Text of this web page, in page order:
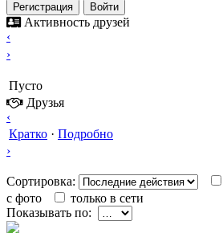
Регистрация Войти
Активность друзей
‹
›
Пусто
Друзья
‹
Кратко · Подробно
›
Сортировка:
с фото
только в сети
Показывать по: